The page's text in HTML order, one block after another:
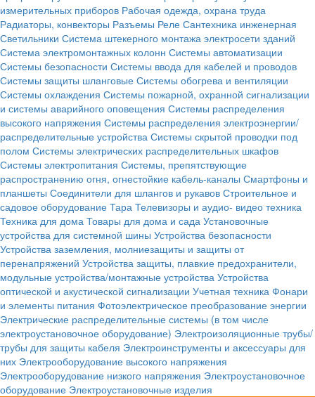
измерительных приборов Рабочая одежда, охрана труда
Радиаторы, конвекторы Разъемы Реле Сантехника инженерная
Светильники Система штекерного монтажа электросети зданий
Система электромонтажных колонн Системы автоматизации
Системы безопасности Системы ввода для кабелей и проводов
Системы защиты шланговые Системы обогрева и вентиляции
Системы охлаждения Системы пожарной, охранной сигнализации
и системы аварийного оповещения Системы распределения
высокого напряжения Системы распределения электроэнергии/
распределительные устройства Системы скрытой проводки под
полом Системы электрических распределительных шкафов
Системы электропитания Системы, препятствующие
распространению огня, огнестойкие кабель-каналы Смартфоны и
планшеты Соединители для шлангов и рукавов Строительное и
садовое оборудование Тара Телевизоры и аудио- видео техника
Техника для дома Товары для дома и сада Установочные
устройства для системной шины Устройства безопасности
Устройства заземления, молниезащиты и защиты от
перенапряжений Устройства защиты, плавкие предохранители,
модульные устройства/монтажные устройства Устройства
оптической и акустической сигнализации Учетная техника Фонари
и элементы питания Фотоэлектрическое преобразование энергии
Электрические распределительные системы (в том числе
электроустановочное оборудование) Электроизоляционные трубы/
трубы для защиты кабеля Электроинструменты и аксессуары для
них Электрооборудование высокого напряжения
Электрооборудование низкого напряжения Электроустановочное
оборудование Электроустановочные изделия